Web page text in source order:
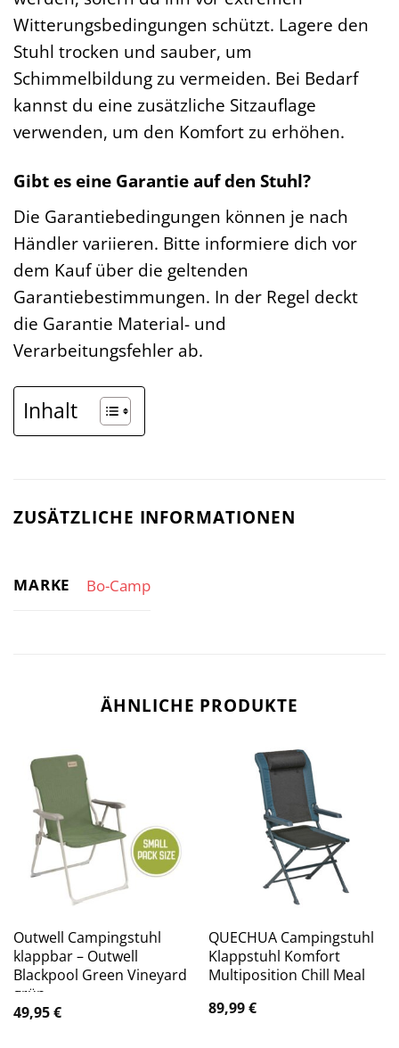
Witterungsbedingungen schützt. Lagere den
Stuhl trocken und sauber, um
Schimmelbildung zu vermeiden. Bei Bedarf
kannst du eine zusätzliche Sitzauflage
verwenden, um den Komfort zu erhöhen.
Gibt es eine Garantie auf den Stuhl?
Die Garantiebedingungen können je nach
Händler variieren. Bitte informiere dich vor
dem Kauf über die geltenden
Garantiebestimmungen. In der Regel deckt
die Garantie Material- und
Verarbeitungsfehler ab.
Inhalt
ZUSÄTZLICHE INFORMATIONEN
MARKE Bo-Camp
ÄHNLICHE PRODUKTE
Outwell Campingstuhl
klappbar – Outwell
Blackpool Green Vineyard
grün
49,95€
QUECHUA Campingstuhl
Klappstuhl Komfort
Multiposition Chill Meal
89,99€